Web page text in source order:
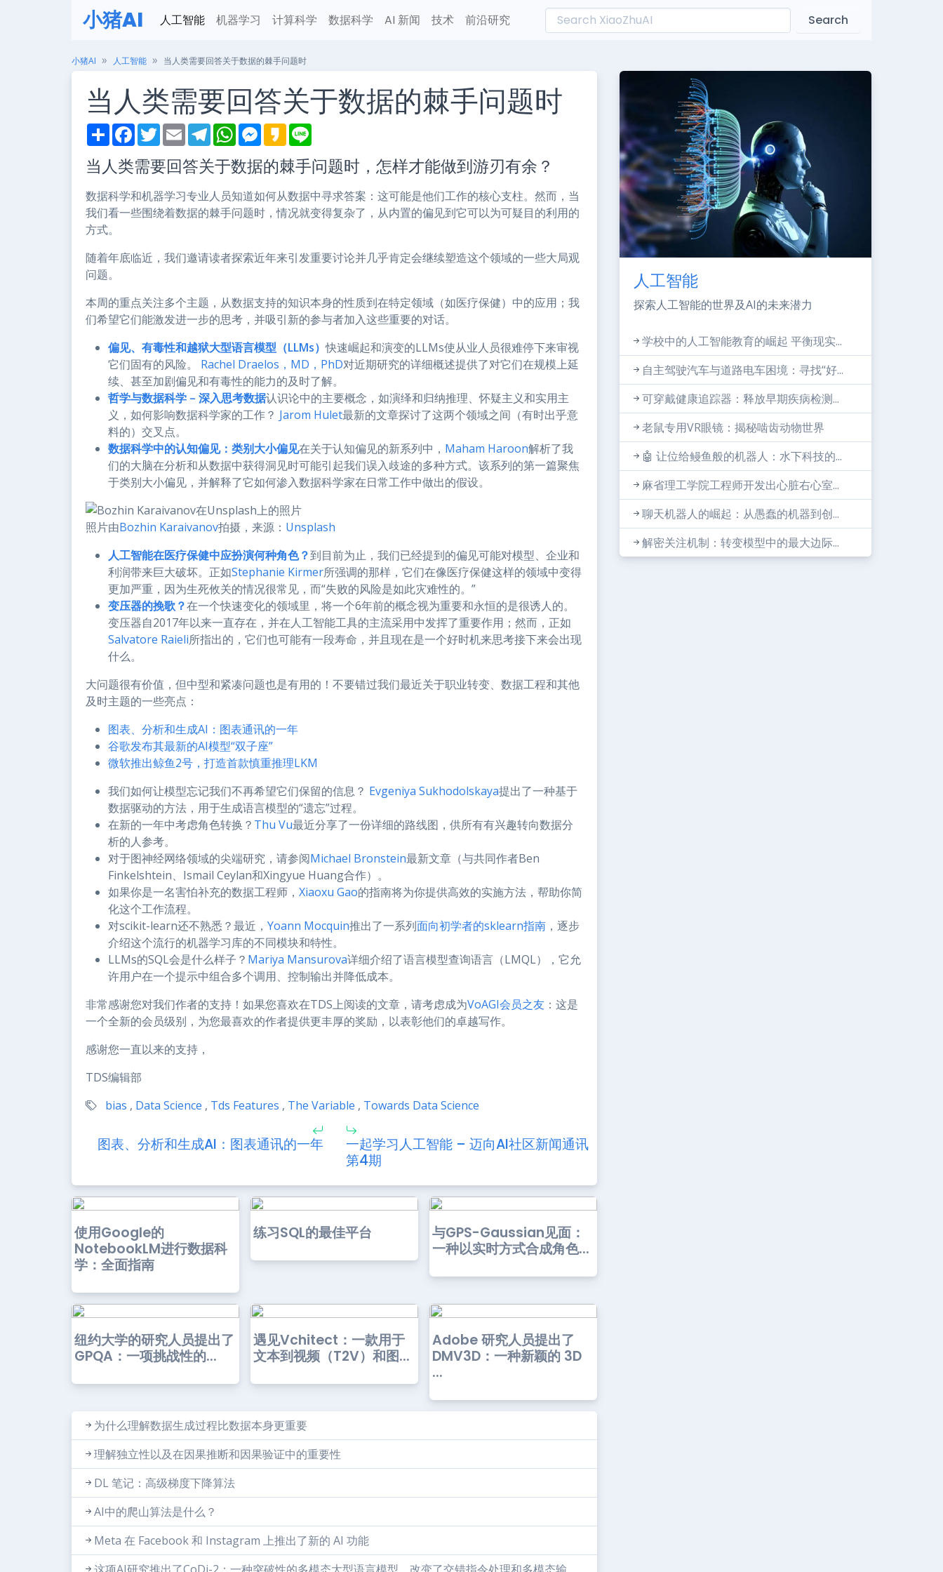
小猪AI 人工智能 机器学习 计算科学 数据科学 AI 新闻 技术 前沿研究 Search
小猪AI 人工智能 当人类需要回答关于数据的棘手问题时
当人类需要回答关于数据的棘手问题时
S
h
r
e
F
a
e
b
o
k
T
w
t
t
r
E
m
i
l
T
e
e
g
a
m
W
h
t
s
p
p
M
e
s
e
g
e
r
K
a
a
o
e
当人类需要回答关于数据的棘手问题时，怎样才能做到游刃有余？
数据科学和机器学习专业人员知道如何从数据中寻求答案：这可能是他们工作的核心支柱。然而，当
我们看一些围绕着数据的棘手问题时，情况就变得复杂了，从内置的偏见到它可以为可疑目的利用的
方式。
随着年底临近，我们邀请读者探索近年来引发重要讨论并几乎肯定会继续塑造这个领域的一些大局观
问题。
本周的重点关注多个主题，从数据支持的知识本身的性质到在特定领域（如医疗保健）中的应用；我
们希望它们能激发进一步的思考，并吸引新的参与者加入这些重要的对话。
偏见、有毒性和越狱大型语言模型（LLMs）快速崛起和演变的LLMs使从业人员很难停下来审视
它们固有的风险。 Rachel Draelos，MD，PhD对近期研究的详细概述提供了对它们在规模上延
续、甚至加剧偏见和有毒性的能力的及时了解。
哲学与数据科学 – 深入思考数据认识论中的主要概念，如演绎和归纳推理、怀疑主义和实用主
义，如何影响数据科学家的工作？ Jarom Hulet最新的文章探讨了这两个领域之间（有时出乎意
料的）交叉点。
数据科学中的认知偏见：类别大小偏见在关于认知偏见的新系列中， Maham Haroon解析了我
们的大脑在分析和从数据中获得洞见时可能引起我们误入歧途的多种方式。该系列的第一篇聚焦
于类别大小偏见，并解释了它如何渗入数据科学家在日常工作中做出的假设。
照片由Bozhin Karaivanov拍摄，来源： Unsplash
人工智能在医疗保健中应扮演何种角色？到目前为止，我们已经提到的偏见可能对模型、企业和
利润带来巨大破坏。正如Stephanie Kirmer所强调的那样，它们在像医疗保健这样的领域中变得
更加严重，因为生死攸关的情况很常见，而“失败的风险是如此灾难性的。”
变压器的挽歌？在一个快速变化的领域里，将一个6年前的概念视为重要和永恒的是很诱人的。
变压器自2017年以来一直存在，并在人工智能工具的主流采用中发挥了重要作用；然而，正如
Salvatore Raieli所指出的，它们也可能有一段寿命，并且现在是一个好时机来思考接下来会出现
什么。
大问题很有价值，但中型和紧凑问题也是有用的！不要错过我们最近关于职业转变、数据工程和其他
及时主题的一些亮点：
图表、分析和生成AI：图表通讯的一年
谷歌发布其最新的AI模型“双子座”
微软推出鲸鱼2号，打造首款慎重推理LKM
我们如何让模型忘记我们不再希望它们保留的信息？ Evgeniya Sukhodolskaya提出了一种基于
数据驱动的方法，用于生成语言模型的“遗忘”过程。
在新的一年中考虑角色转换？ Thu Vu最近分享了一份详细的路线图，供所有有兴趣转向数据分
析的人参考。
对于图神经网络领域的尖端研究，请参阅Michael Bronstein最新文章（与共同作者Ben
Finkelshtein、Ismail Ceylan和Xingyue Huang合作）。
如果你是一名害怕补充的数据工程师， Xiaoxu Gao的指南将为你提供高效的实施方法，帮助你简
化这个工作流程。
对scikit-learn还不熟悉？最近， Yoann Mocquin推出了一系列面向初学者的sklearn指南 ，逐步
介绍这个流行的机器学习库的不同模块和特性。
LLMs的SQL会是什么样子？ Mariya Mansurova详细介绍了语言模型查询语言（LMQL），它允
许用户在一个提示中组合多个调用、控制输出并降低成本。
非常感谢您对我们作者的支持！如果您喜欢在TDS上阅读的文章，请考虑成为VoAGI会员之友 ：这是
一个全新的会员级别，为您最喜欢的作者提供更丰厚的奖励，以表彰他们的卓越写作。
感谢您一直以来的支持，
TDS编辑部
bias , Data Science , Tds Features , The Variable , Towards Data Science
图表、分析和生成AI：图表通讯的一年
一起学习人工智能 – 迈向AI社区新闻通讯
第4期
使用Google的
NotebookLM进行数据科
学：全面指南
练习SQL的最佳平台
与GPS-Gaussian见面：
一种以实时方式合成角色...
纽约大学的研究人员提出了
GPQA：一项挑战性的...
遇见Vchitect：一款用于
文本到视频（T2V）和图...
Adobe 研究人员提出了
DMV3D：一种新颖的 3D
...
为什么理解数据生成过程比数据本身更重要
理解独立性以及在因果推断和因果验证中的重要性
DL 笔记：高级梯度下降算法
AI中的爬山算法是什么？
Meta 在 Facebook 和 Instagram 上推出了新的 AI 功能
人工智能
探索人工智能的世界及AI的未来潜力
学校中的人工智能教育的崛起 平衡现实...
自主驾驶汽车与道路电车困境：寻找“好...
可穿戴健康追踪器：释放早期疾病检测...
老鼠专用VR眼镜：揭秘啮齿动物世界
🤖 让位给鳗鱼般的机器人：水下科技的...
麻省理工学院工程师开发出心脏右心室...
聊天机器人的崛起：从愚蠢的机器到创...
解密关注机制：转变模型中的最大边际...